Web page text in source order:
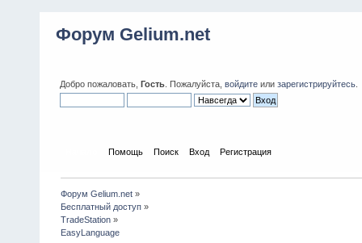
Форум Gelium.net
Добро пожаловать, Гость . Пожалуйста, войдите или зарегистрируйтесь
Помощь Поиск Вход Регистрация
Форум Gelium.net »
Бесплатный доступ »
TradeStation »
EasyLanguage